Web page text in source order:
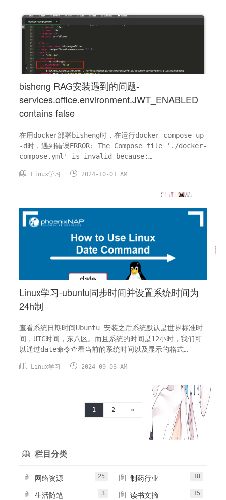
bisheng RAG安装遇到的问题-
services.office.environment.JWT_ENABLED
contains false
在用docker部署bisheng时，在运行docker-compose up
-d时，遇到错误ERROR: The Compose file './docker-
compose.yml' is invalid because:
contains false, which is an invalid type, ...
 Linux学习  2024-10-01 AM
Linux学习-ubuntu同步时间并设置系统时间为
24h制
查看系统日期时间Ubuntu 安装之后系统默认是世界标准时
间，UTC时间，东八区。而且系统的时间是12小时，我们可
以通过date命令查看当前的系统时间以及显示的格式
校时apt-get install -y ntp service ntp restart
 Linux学习  2024-09-03 AM
1 2 »
 栏目分类
 网络资源 25  制药行业 18
 生活随笔 3  读书文摘 15